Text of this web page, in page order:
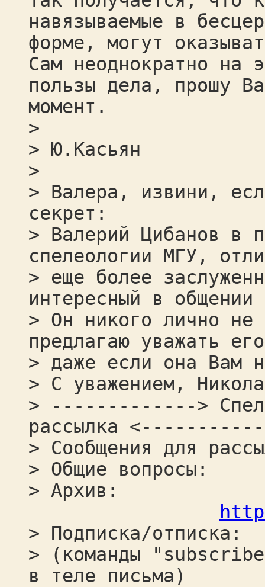
навязываемые в
форме, могут
Сам неоднократно на
пользы дела, прошу
момент.
>
> Ю.Касьян
>
> Валера, извини,
секрет:
> Валерий Цибанов в
спелеологии МГУ,
> еще более
интересный в общении
> Он никого лично
предлагаю уважать
> даже если она Вам
> С уважением,
> ------------->
рассылка
> Сообщения для
> Общие
> Архив:
> Подписка/
> (команды
в теле письма)